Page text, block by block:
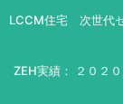
LCCM住宅 次世代
ZEH実績： ２０２